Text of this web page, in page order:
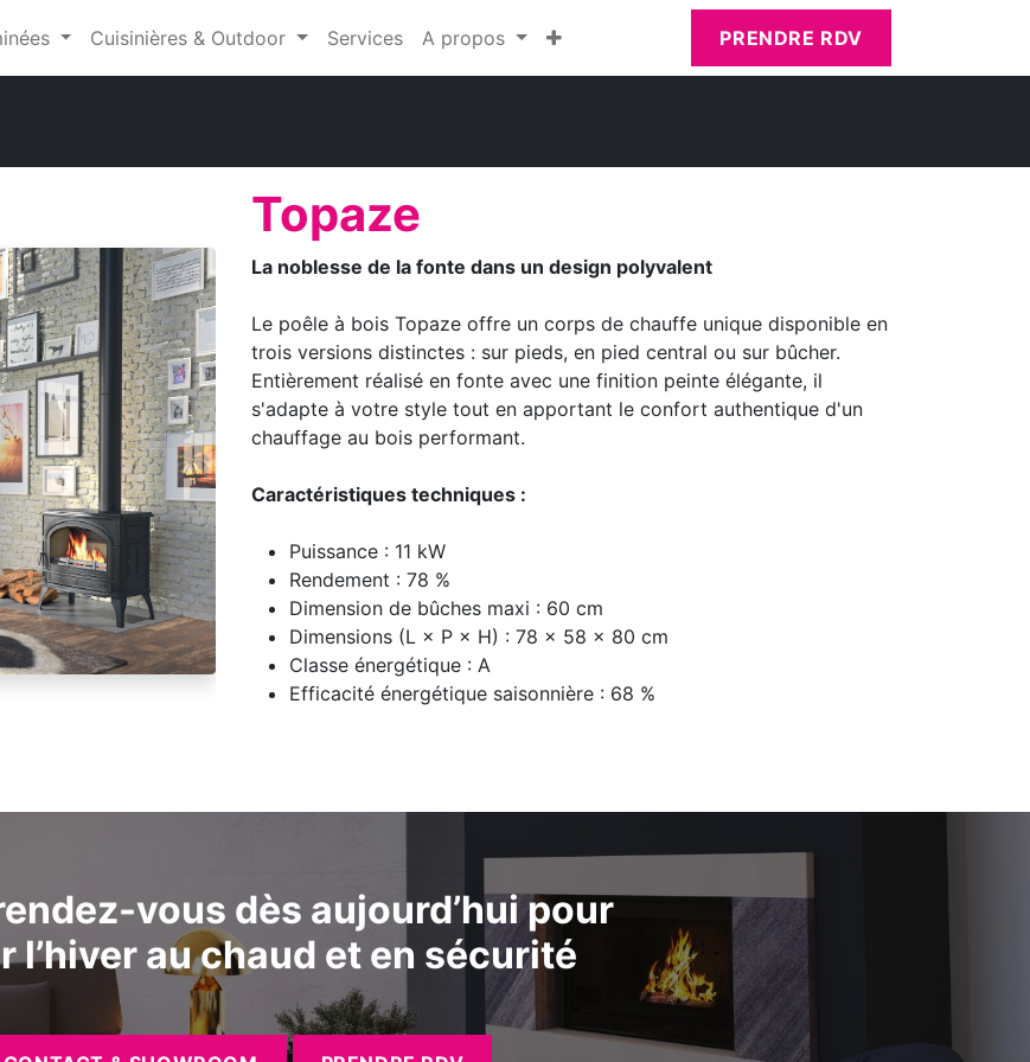
Cuisinières & Outdoor Services A propos PRENDRE RDV
Topaze
La noblesse de la fonte dans un design polyvalent​
Le poêle à bois Topaze offre un corps de chauffe unique disponible en
trois versions distinctes : sur pieds, en pied central ou sur bûcher.
Entièrement réalisé en fonte avec une finition peinte élégante, il
s'adapte à votre style tout en apportant le confort authentique d'un
chauffage au bois performant.
Caractéristiques techniques :
Puissance : 11 kW
Rendement : 78 %
Dimension de bûches maxi : 60 cm
Dimensions (L × P × H) : 78 × 58 × 80 cm
Classe énergétique : A
Efficacité énergétique saisonnière : 68 %
vous dès aujourd’hui pour
l’hiver au chaud et en sécurité